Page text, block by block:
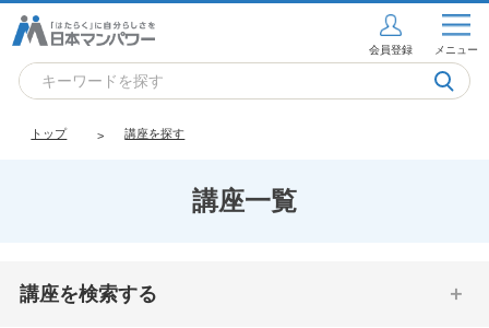
会員登録 メニュー
トップ 講座を探す
講座一覧
講座を検索する